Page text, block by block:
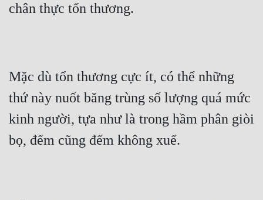
chân thực tổn thương.
Mặc dù tổn thương cực ít, có thể những
thứ này nuốt băng trùng số lượng quá mức
kinh người, tựa như là trong hầm phân giòi
bọ, đếm cũng đếm không xuể.